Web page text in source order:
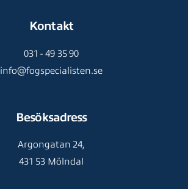
Kontakt
031 - 49 35 90
info@fogspecialisten.se
Besöksadress
Argongatan 24,
431 53 Mölndal